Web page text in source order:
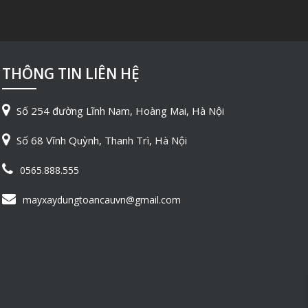
THÔNG TIN LIÊN HỆ
Số 254 đường Lĩnh Nam, Hoàng Mai, Hà Nội
Số 68 Vĩnh Quỳnh, Thanh Trì, Hà Nội
0565.888.555
mayxaydungtoancauvn@gmail.com